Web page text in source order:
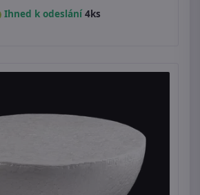
Ihned k odeslání4ks